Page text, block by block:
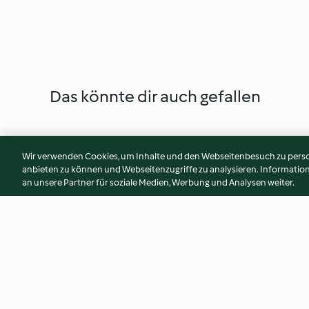
Das könnte dir auch gefallen
Wir verwenden Cookies, um Inhalte und den Webseitenbesuch zu
anbieten zu können und Webseitenzugriffe zu analysieren.
an unsere Partner für soziale Medien, Werbung und Analysen weiter.